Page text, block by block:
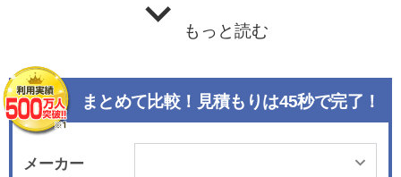
トータルコーディネート。シート表皮のパーフォ
レーションを有機的に配置することで、金環日食
幾何学模様のグラデーションを表現し、インテリ
アに華やかな印象を与えるとともに、個性を際立
たせた。
もっと読む
まとめて比較！見積もりは45秒で完了！
メーカー